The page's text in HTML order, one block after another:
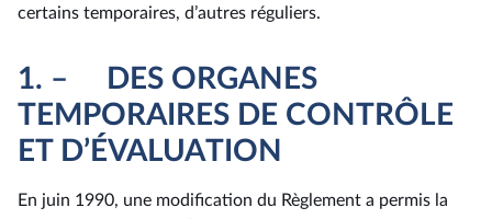
certains temporaires, d’autres réguliers.
1. – DES ORGANES
TEMPORAIRES DE CONTRÔLE
ET D’ÉVALUATION
En juin 1990, une modification du Règlement a permis la